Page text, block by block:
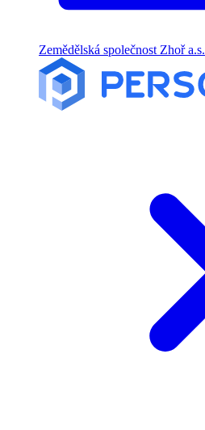
Zemědělská společnost Zhoř a.s.